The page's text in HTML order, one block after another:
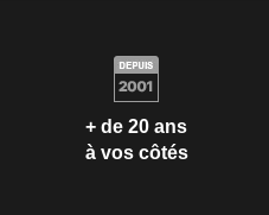
+ de 20 ans
à vos côtés